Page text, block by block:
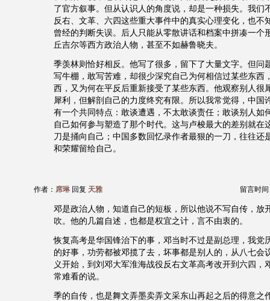
了官方叙事。但从认识人的角度说，却是一种损失。我们
反右、文革、六四这些重大事件中的真实心理变化，也不
曾经的判断失误。后人只能从零散讲话和档案中拼凑一个
丘吉尔等西方政治人物，甚至不如赫鲁晓夫。
季羡林则恰好相反。他写了很多，留下了大量文字。但问
写牛棚，敢写苦难，却很少深究自己为何相信过某些东西
西，又为何在平反后重新接受了某些东西。他观察别人很
犀利，但解剖自己的力度终究有限。所以我常觉得，中国
有一个共同特点：敢谈遭遇，不太敢谈责任；敢谈别人如
自己如何参与塑造了那个时代。这与卢梭最大的差别就在
刀是捅向自己；中国多数回忆录作者最狠的一刀，往往还
和荣耀留给自己。
作者： 席琳 回复 天雅 留言时间
邓是政治人物，知道自己的短板，所以他说不写自传，放
吹。他的几篇自述，也都是权宜之计，言不由衷的。
恢复高考是华国锋治下的事，邓当时不过是副总理，我党
的好事，功劳都被邓揽了去，坏事都是别人的，从八七会
义开始，到刘邓大军淮海战役反右文革高考改开到六四，
常难看的说。
季的自传，也是舞文弄墨卖弄文采东山再起之后的得意之